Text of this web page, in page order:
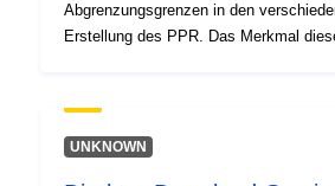
Abgrenzungsgrenzen in den
Erstellung des PPR. Das Merkmal
handelt sich um:- vorgeschriebener
Verjährungsverordnung eines PPR;-
UNKNOWN